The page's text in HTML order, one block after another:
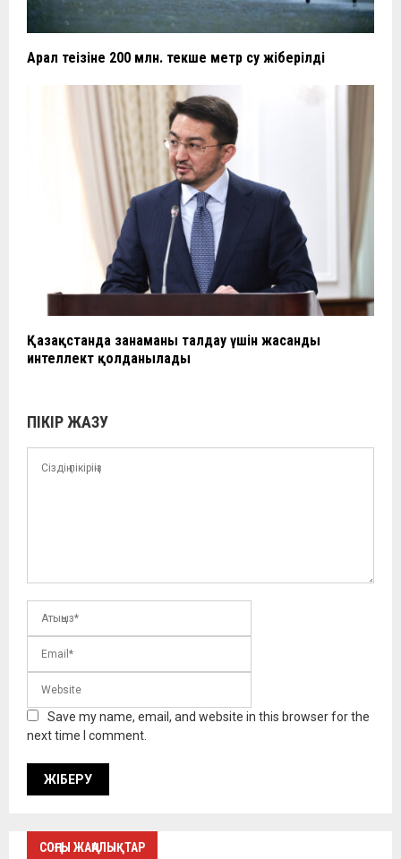
Арал теңізіне 200 млн. текше метр су жіберілді
Қазақстанда заңнаманы талдау үшін жасанды
интеллект қолданылады
ПІКІР ЖАЗУ
Save my name, email, and website in this browser for the
next time I comment.
СОҢҒЫ ЖАҢАЛЫҚТАР